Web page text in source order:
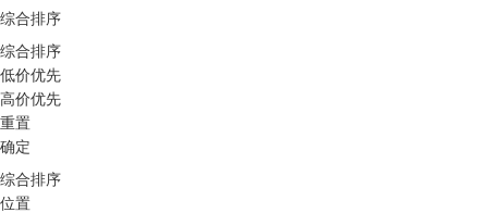
综合排序
综合排序
低价优先
高价优先
重置
确定
综合排序
位置